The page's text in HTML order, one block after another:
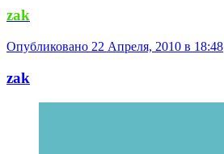
zak
Опубликовано 22 Апреля, 2010 в 18:48
zak